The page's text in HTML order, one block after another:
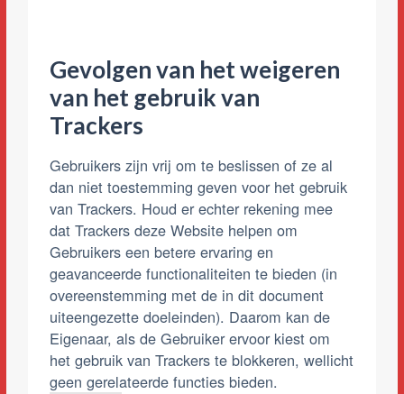
Gevolgen van het weigeren
van het gebruik van
Trackers
Gebruikers zijn vrij om te beslissen of ze al
dan niet toestemming geven voor het gebruik
van Trackers. Houd er echter rekening mee
dat Trackers deze Website helpen om
Gebruikers een betere ervaring en
geavanceerde functionaliteiten te bieden (in
overeenstemming met de in dit document
uiteengezette doeleinden). Daarom kan de
Eigenaar, als de Gebruiker ervoor kiest om
het gebruik van Trackers te blokkeren, wellicht
geen gerelateerde functies bieden.